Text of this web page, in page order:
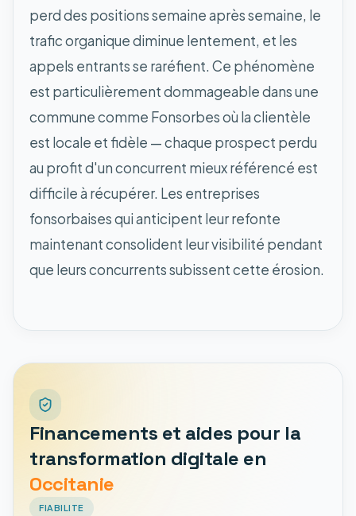
perd des positions semaine après semaine, le
trafic organique diminue lentement, et les
appels entrants se raréfient. Ce phénomène
est particulièrement dommageable dans une
commune comme Fonsorbes où la clientèle
est locale et fidèle — chaque prospect perdu
au profit d'un concurrent mieux référencé est
difficile à récupérer. Les entreprises
fonsorbaises qui anticipent leur refonte
maintenant consolident leur visibilité pendant
que leurs concurrents subissent cette érosion.
Financements et aides pour la
transformation digitale en
Occitanie
FIABILITE